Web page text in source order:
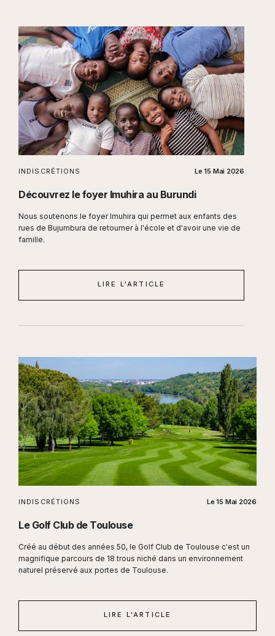
INDISCRÉTIONS Le15 Mai 2026
Découvrez le foyer Imuhira au Burundi
Nous soutenons le foyer Imuhira qui permet aux enfants des
rues de Bujumbura de retourner à l'école et d'avoir une vie de
famille.
INDISCRÉTIONS Le15 Mai 2026
Le Golf Club de Toulouse
Créé au début des années 50, le Golf Club de Toulouse c'est un
magnifique parcours de 18 trous niché dans un environnement
naturel préservé aux portes de Toulouse.